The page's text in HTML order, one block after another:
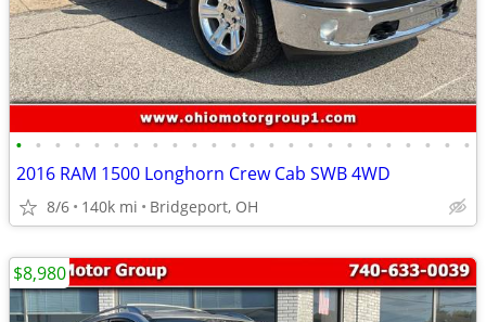
• • • • • • • • • • • • • • • • • • • • • • • •
2016 RAM 1500 Longhorn Crew Cab SWB 4WD
8/6 140k mi Bridgeport, OH
$8,980